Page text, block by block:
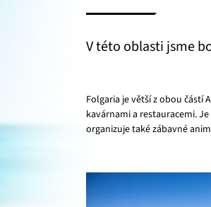
V této oblasti jsme
Folgaria je větší z obou částí
kavárnami a restauracemi.
organizuje také zábavné